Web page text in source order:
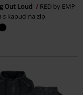
Out Loud
RED by EMP
s kapucí na zip